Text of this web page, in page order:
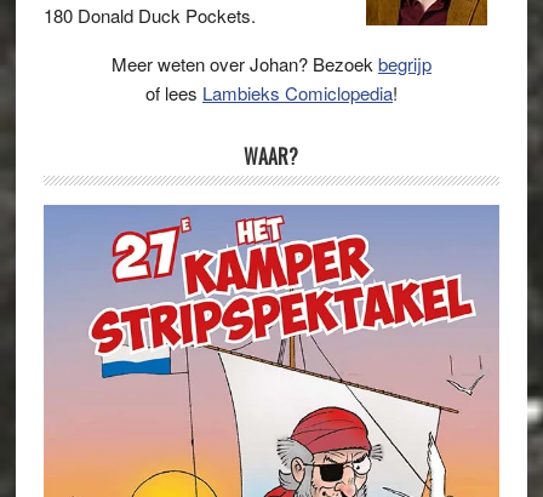
180 Donald Duck Pockets.
Meer weten over Johan? Bezoek begrijp
of lees Lambieks Comiclopedia!
WAAR?